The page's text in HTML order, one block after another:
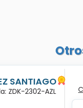
SANTIAGO
ZDK-2302-AZL